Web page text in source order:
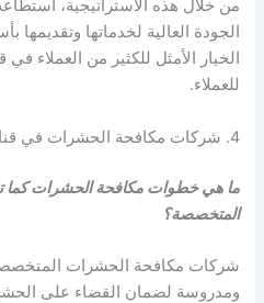
من خلال هذه الاستراتيجية،
الجودة العالية لخدماتها وتقديمها
الخيار الأمثل للكثير من العملاء
للعملاء.
4. شركات مكافحة الحشرات في قنا
ما هي خطوات مكافحة الحشرات كما
المتخصصة؟
شركات مكافحة الحشرات
ومدروسة لضمان القضاء على